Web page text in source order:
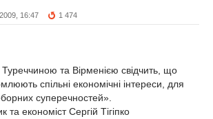
16:47 1 474
та Вірменією свідчить, що
спільні економічні інтереси, для
суперечностей».
та економіст Сергій Тігіпко